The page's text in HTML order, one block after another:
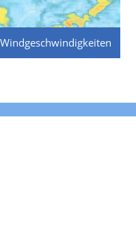
Windgeschwindigkeiten